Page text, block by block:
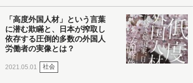
「高度外国人材」という言葉
に潜む欺瞞と、日本が搾取し
依存する圧倒的多数の外国人
労働者の実像とは？
2021.05.01 社会